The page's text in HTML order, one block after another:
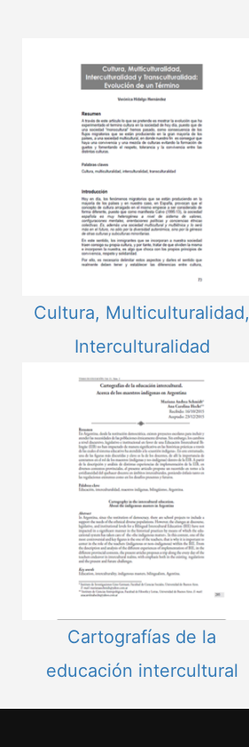
Cultura, Multiculturalidad,
Interculturalidad
Cartografías de la
educación intercultural